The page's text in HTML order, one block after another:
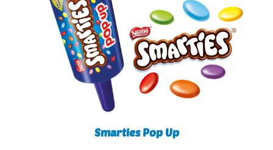
Smarties Pop Up